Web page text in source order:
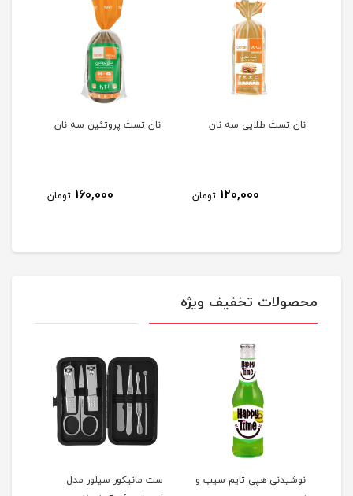
نان تست طلایی سه نان
120,000 تومان
نان تست پروتئین سه نان
160,000 تومان
محصولات تخفیف ویژه
نوشیدنی هپی تایم سیب و
ست مانیکور سیلور مدل